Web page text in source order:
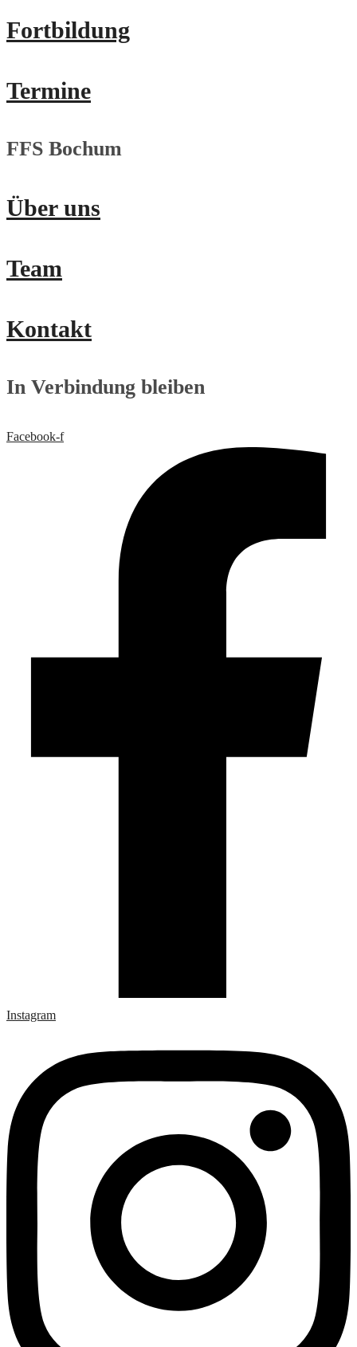
Fortbildung
Termine
FFS Bochum
Über uns
Team
Kontakt
In Verbindung bleiben
Facebook-f
Instagram